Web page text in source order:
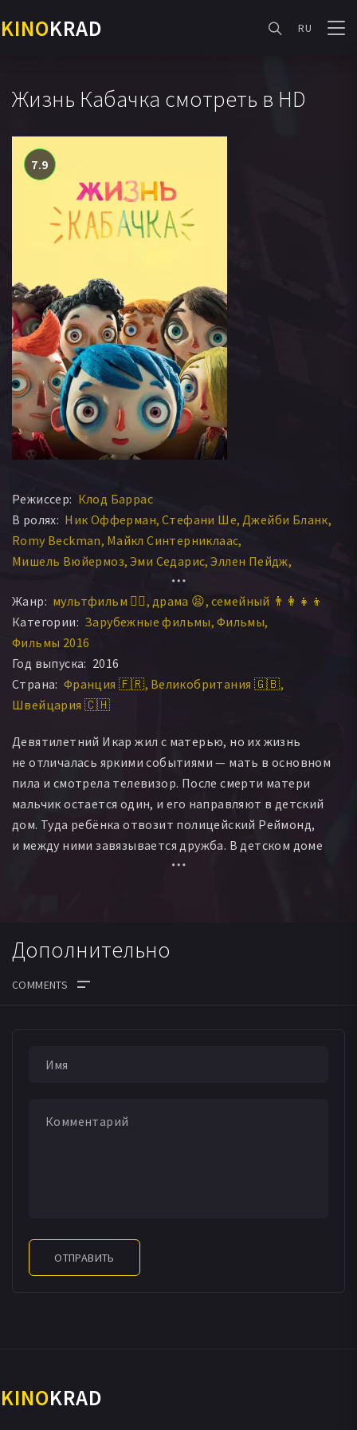
KINOKRAD RU
Жизнь Кабачка смотреть в HD
7.9
Режиссер: Клод Баррас
В ролях: Ник Офферман Стефани Ше Джейби Бланк
Romy Beckman Майкл Синтерниклаас
Мишель Вюйермоз Эми Седарис Эллен Пейдж
Уилл Форте
Сикстин Мюра Полин Жаккуд Raul Ribera
Estelle Hennard Elliot Sanchez Lou Wick
Бриджитт Россет
Янис Жаккуд Полин Жакку
Romane Cretegny Эрик Эббейт Несс Крелл
Финн Роббинс Gaspard Schlatter
Léonard Geneux Anne-Laure Brasey
Jean-Claude Issenmann Olivia Bucknor Barry Mitchell
Clara Young
Жанр: мультфильм 🧚‍♀️ драма 😫 семейный 👨‍👩‍👧‍👦
Категории: Зарубежные фильмы Фильмы
Фильмы 2016
Год выпуска: 2016
Страна: Франция 🇫🇷 Великобритания 🇬🇧
Швейцария 🇨🇭
Девятилетний Икар жил с матерью, но их жизнь
не отличалась яркими событиями — мать в основном
пила и смотрела телевизор. После смерти матери
мальчик остается один, и его направляют в детский
дом. Туда ребёнка отвозит полицейский Реймонд,
и между ними завязывается дружба. В детском доме
мальчик просит называть его исключительно Кабачок,
Дополнительно
ОТПРАВИТЬ
KINOKRAD